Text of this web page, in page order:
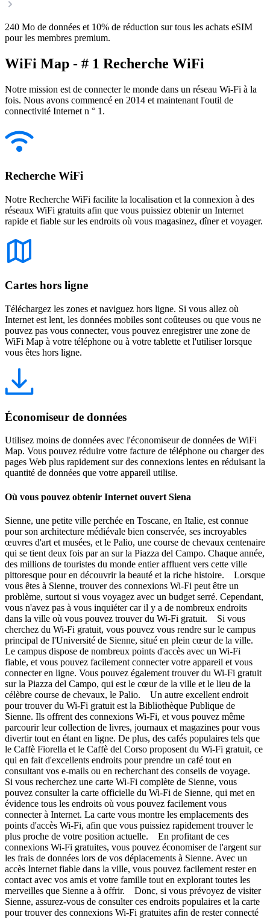
240 Mo de données et 10% de réduction sur tous les achats eSIM
pour les membres premium.
WiFi Map - # 1 Recherche WiFi
Notre mission est de connecter le monde dans un réseau Wi-Fi à la
fois. Nous avons commencé en 2014 et maintenant l'outil de
connectivité Internet n ° 1.
Recherche WiFi
Notre Recherche WiFi facilite la localisation et la connexion à des
réseaux WiFi gratuits afin que vous puissiez obtenir un Internet
rapide et fiable sur les endroits où vous magasinez, dîner et voyager.
Cartes hors ligne
Téléchargez les zones et naviguez hors ligne. Si vous allez où
Internet est lent, les données mobiles sont coûteuses ou que vous ne
pouvez pas vous connecter, vous pouvez enregistrer une zone de
WiFi Map à votre téléphone ou à votre tablette et l'utiliser lorsque
vous êtes hors ligne.
Économiseur de données
Utilisez moins de données avec l'économiseur de données de WiFi
Map. Vous pouvez réduire votre facture de téléphone ou charger des
pages Web plus rapidement sur des connexions lentes en réduisant la
quantité de données que votre appareil utilise.
Où vous pouvez obtenir Internet ouvert Siena
Sienne, une petite ville perchée en Toscane, en Italie, est connue
pour son architecture médiévale bien conservée, ses incroyables
œuvres d'art et musées, et le Palio, une course de chevaux centenaire
qui se tient deux fois par an sur la Piazza del Campo. Chaque année,
des millions de touristes du monde entier affluent vers cette ville
pittoresque pour en découvrir la beauté et la riche histoire. Lorsque
vous êtes à Sienne, trouver des connexions Wi-Fi peut être un
problème, surtout si vous voyagez avec un budget serré. Cependant,
vous n'avez pas à vous inquiéter car il y a de nombreux endroits
dans la ville où vous pouvez trouver du Wi-Fi gratuit. Si vous
cherchez du Wi-Fi gratuit, vous pouvez vous rendre sur le campus
principal de l'Université de Sienne, situé en plein cœur de la ville.
Le campus dispose de nombreux points d'accès avec un Wi-Fi
fiable, et vous pouvez facilement connecter votre appareil et vous
connecter en ligne. Vous pouvez également trouver du Wi-Fi gratuit
sur la Piazza del Campo, qui est le cœur de la ville et le lieu de la
célèbre course de chevaux, le Palio. Un autre excellent endroit
pour trouver du Wi-Fi gratuit est la Bibliothèque Publique de
Sienne. Ils offrent des connexions Wi-Fi, et vous pouvez même
parcourir leur collection de livres, journaux et magazines pour vous
divertir tout en étant en ligne. De plus, des cafés populaires tels que
le Caffè Fiorella et le Caffè del Corso proposent du Wi-Fi gratuit, ce
qui en fait d'excellents endroits pour prendre un café tout en
consultant vos e-mails ou en recherchant des conseils de voyage.
Si vous recherchez une carte Wi-Fi complète de Sienne, vous
pouvez consulter la carte officielle du Wi-Fi de Sienne, qui met en
évidence tous les endroits où vous pouvez facilement vous
connecter à Internet. La carte vous montre les emplacements des
points d'accès Wi-Fi, afin que vous puissiez rapidement trouver le
plus proche de votre position actuelle. En profitant de ces
connexions Wi-Fi gratuites, vous pouvez économiser de l'argent sur
les frais de données lors de vos déplacements à Sienne. Avec un
accès Internet fiable dans la ville, vous pouvez facilement rester en
contact avec vos amis et votre famille tout en explorant toutes les
merveilles que Sienne a à offrir. Donc, si vous prévoyez de visiter
Sienne, assurez-vous de consulter ces endroits populaires et la carte
pour trouver des connexions Wi-Fi gratuites afin de rester connecté